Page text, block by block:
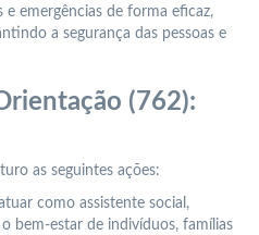
e emergências de forma eficaz,
a segurança das pessoas e
(762):
as seguintes ações:
como assistente social,
bem-estar de indivíduos, famílias